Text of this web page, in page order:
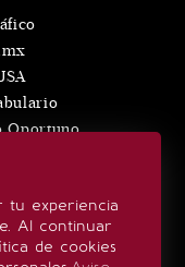
tu experiencia
Al continuar
de cookies
Oportuno